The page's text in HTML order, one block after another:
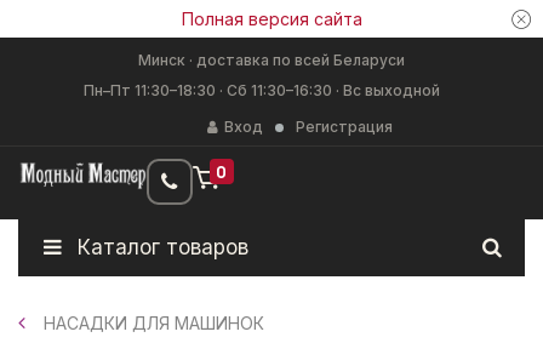
Полная версия сайта
Минск · доставка по всей Беларуси
Пн–Пт 11:30–18:30 · Сб 11:30–16:30 · Вс выходной
Вход
Регистрация
0
Каталог товаров
НАСАДКИ ДЛЯ МАШИНОК